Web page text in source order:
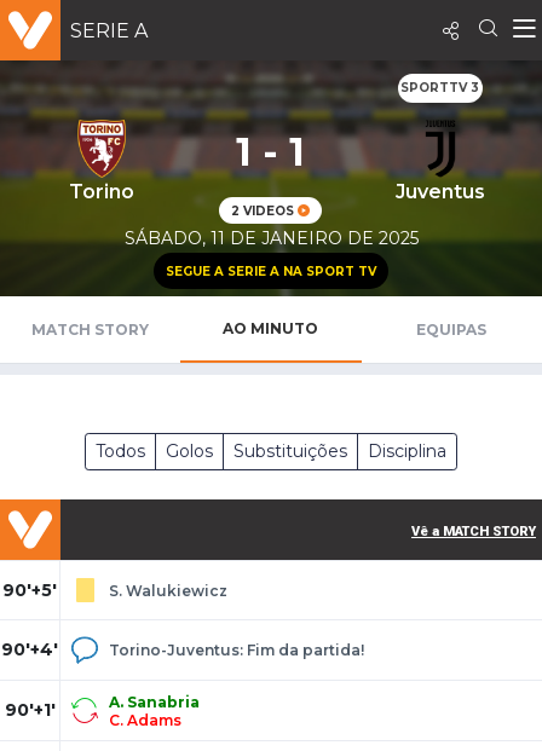
SERIE A
SPORTTV 3
Torino
1 - 1
2 VIDEOS
Juventus
SÁBADO, 11 DE JANEIRO DE 2025
SEGUE A SERIE A NA SPORT TV
MATCH STORY AO MINUTO EQUIPAS
Todos Golos Substituições Disciplina
Vê a MATCH STORY
90'+5' S. Walukiewicz
90'+4' Torino-Juventus: Fim da partida!
90'+1'
A. Sanabria
C. Adams